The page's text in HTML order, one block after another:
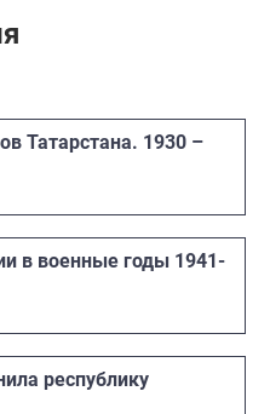
Татарстана. 1930 –
в военные годы 1941-
республику